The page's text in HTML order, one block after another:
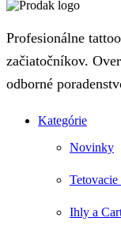
Profesionálne
začiatočníkov.
odborné
Kategórie
Novinky
Ihly a